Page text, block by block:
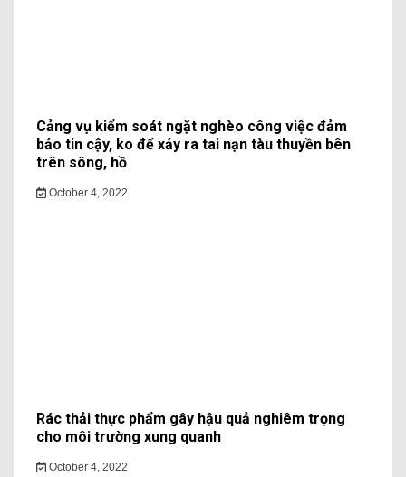
Cảng vụ kiểm soát ngặt nghèo công việc đảm
bảo tin cậy, ko để xảy ra tai nạn tàu thuyền bên
trên sông, hồ
October 4, 2022
Rác thải thực phẩm gây hậu quả nghiêm trọng
cho môi trường xung quanh
October 4, 2022